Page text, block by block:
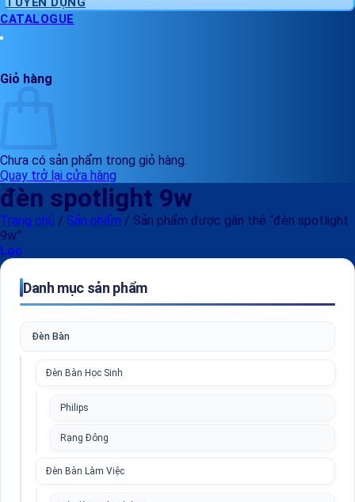
CATALOGUE
Giỏ hàng
Chưa có sản phẩm trong giỏ hàng.
Quay trở lại cửa hàng
đèn spotlight 9w
Trang chủ / Sản phẩm / Sản phẩm được gắn thẻ “đèn spotlight
9w”
Lọc
Danh mục sản phẩm
Đèn Bàn
Đèn Bàn Học Sinh
Philips
Rạng Đông
Đèn Bàn Làm Việc